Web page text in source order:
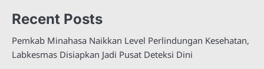
Recent Posts
Pemkab Minahasa Naikkan Level Perlindungan Kesehatan,
Labkesmas Disiapkan Jadi Pusat Deteksi Dini